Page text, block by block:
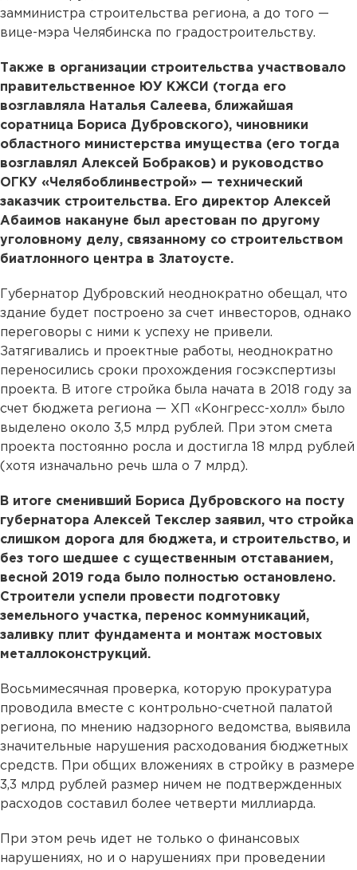
замминистра строительства региона, а до того —
вице-мэра Челябинска по градостроительству.
Также в организации строительства участвовало
правительственное ЮУ КЖСИ (тогда его
возглавляла Наталья Салеева, ближайшая
соратница Бориса Дубровского), чиновники
областного министерства имущества (его тогда
возглавлял Алексей Бобраков) и руководство
ОГКУ «Челябоблинвестрой» — технический
заказчик строительства. Его директор Алексей
Абаимов накануне был арестован по другому
уголовному делу, связанному со строительством
биатлонного центра в Златоусте.
Губернатор Дубровский неоднократно обещал, что
здание будет построено за счет инвесторов, однако
переговоры с ними к успеху не привели.
Затягивались и проектные работы, неоднократно
переносились сроки прохождения госэкспертизы
проекта. В итоге стройка была начата в 2018 году за
счет бюджета региона — ХП «Конгресс-холл» было
выделено около 3,5 млрд рублей. При этом смета
проекта постоянно росла и достигла 18 млрд рублей
(хотя изначально речь шла о 7 млрд).
В итоге сменивший Бориса Дубровского на посту
губернатора Алексей Текслер заявил, что стройка
слишком дорога для бюджета, и строительство, и
без того шедшее с существенным отставанием,
весной 2019 года было полностью остановлено.
Строители успели провести подготовку
земельного участка, перенос коммуникаций,
заливку плит фундамента и монтаж мостовых
металлоконструкций.
Восьмимесячная проверка, которую прокуратура
проводила вместе с контрольно-счетной палатой
региона, по мнению надзорного ведомства, выявила
значительные нарушения расходования бюджетных
средств. При общих вложениях в стройку в размере
3,3 млрд рублей размер ничем не подтвержденных
расходов составил более четверти миллиарда.
При этом речь идет не только о финансовых
нарушениях, но и о нарушениях при проведении